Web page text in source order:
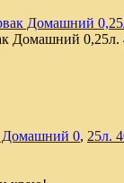
Домашний
Домашний 0, 25л.